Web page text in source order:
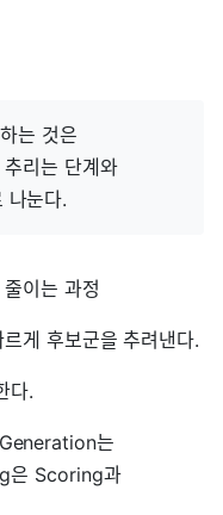
는 것은
리는 단계와
눈다.
이는 과정
게 후보군을 추려낸다.
다.
는
은 Scoring과